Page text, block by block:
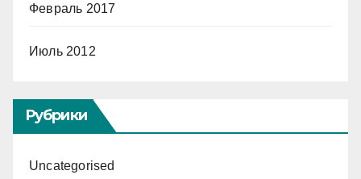
Февраль 2017
Июль 2012
Рубрики
Uncategorised